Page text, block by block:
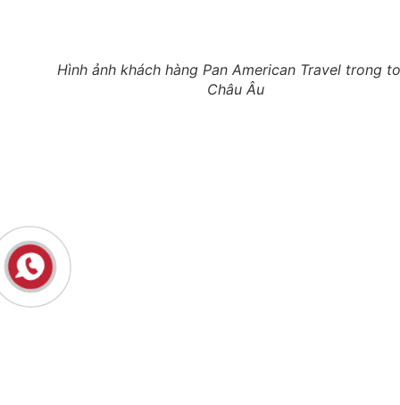
Hình ảnh khách hàng Pan American Travel trong
Châu Âu